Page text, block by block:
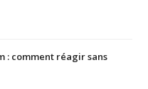
: comment réagir sans